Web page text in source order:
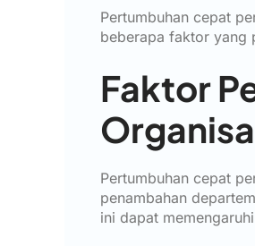
Pertumbuhan cepat
beberapa faktor yang
Faktor
Pertumbuhan cepat
penambahan
ini dapat